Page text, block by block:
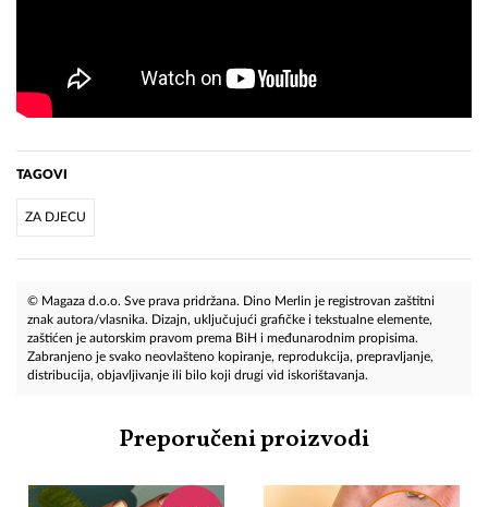
TAGOVI
ZA DJECU
© Magaza d.o.o. Sve prava pridržana. Dino Merlin je registrovan zaštitni
znak autora/vlasnika. Dizajn, uključujući grafičke i tekstualne elemente,
zaštićen je autorskim pravom prema BiH i međunarodnim propisima.
Zabranjeno je svako neovlašteno kopiranje, reprodukcija, prepravljanje,
distribucija, objavljivanje ili bilo koji drugi vid iskorištavanja.
Preporučeni proizvodi